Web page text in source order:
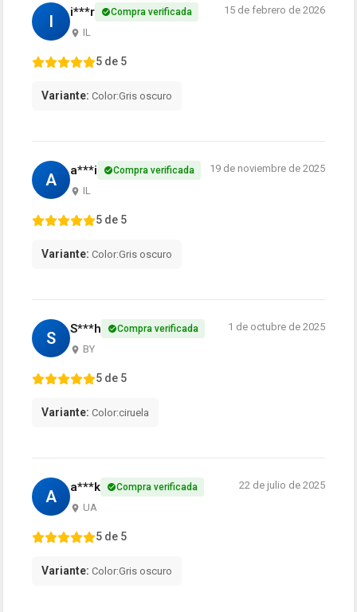
I i***r Compra verificada
IL
15 de febrero de 2026
5 de 5
Variante: Color:Gris oscuro
A a***i Compra verificada
IL
19 de noviembre de 2025
5 de 5
Variante: Color:Gris oscuro
S S***h Compra verificada
BY
1 de octubre de 2025
5 de 5
Variante: Color:ciruela
A a***k Compra verificada
UA
22 de julio de 2025
5 de 5
Variante: Color:Gris oscuro